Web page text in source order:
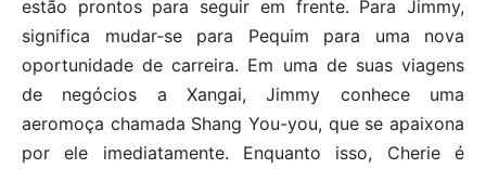
estão prontos para seguir em frente. Para Jimmy,
significa mudar-se para Pequim para uma nova
oportunidade de carreira. Em uma de suas viagens
de negócios a Xangai, Jimmy conhece uma
aeromoça chamada Shang You-you, que se apaixona
por ele imediatamente. Enquanto isso, Cherie é